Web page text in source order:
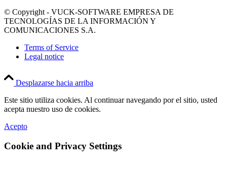
© Copyright - VUCK-SOFTWARE EMPRESA DE
TECNOLOGÍAS DE LA INFORMACIÓN Y
COMUNICACIONES S.A.
Terms of Service
Legal notice
Desplazarse hacia arriba
Este sitio utiliza cookies. Al continuar navegando por el sitio, usted
acepta nuestro uso de cookies.
Acepto
Cookie and Privacy Settings